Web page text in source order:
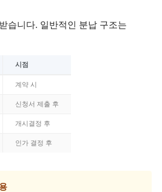
습니다. 일반적인 분납 구조는
시점
계약 시
신청서 제출 후
개시결정 후
인가 결정 후